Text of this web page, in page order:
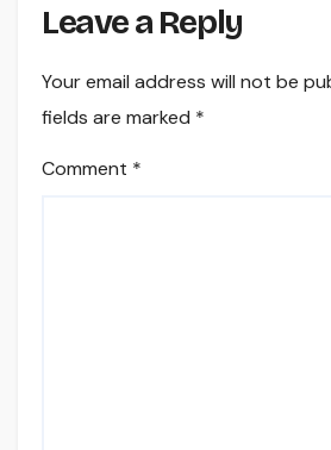
Leave a Reply
Your email address will not be
fields are marked *
Comment *